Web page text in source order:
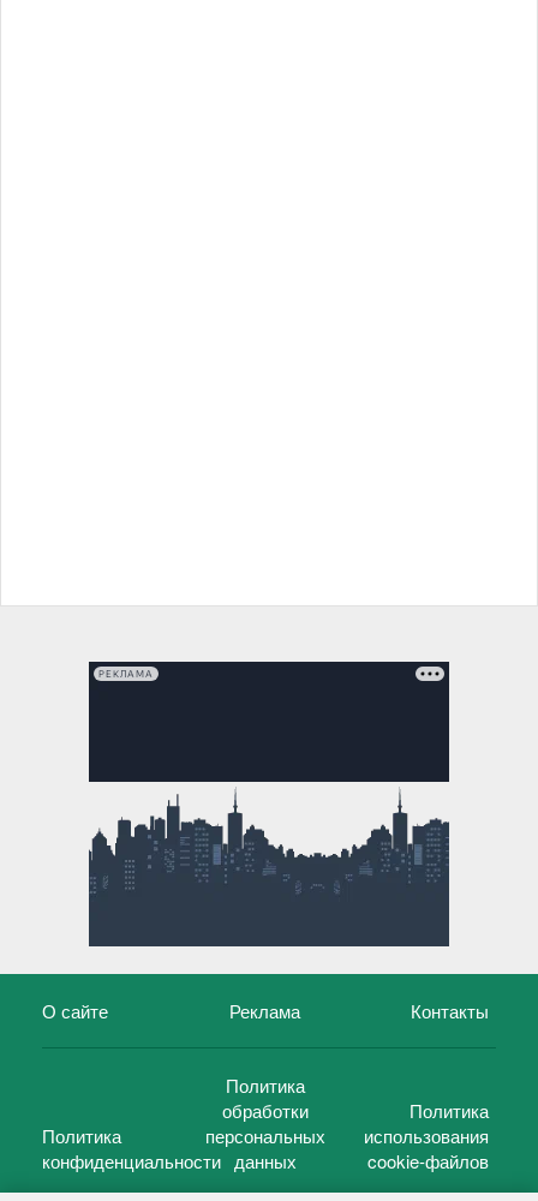
РЕКЛАМА
О сайте Реклама Контакты
Политика
конфиденциальности
Политика
обработки
персональных
данных
Политика
использования
cookie-файлов